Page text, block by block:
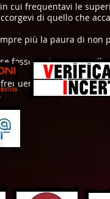
cui frequentavi le
di quello che
più la paura di
fosse avvisata di
ed osserva